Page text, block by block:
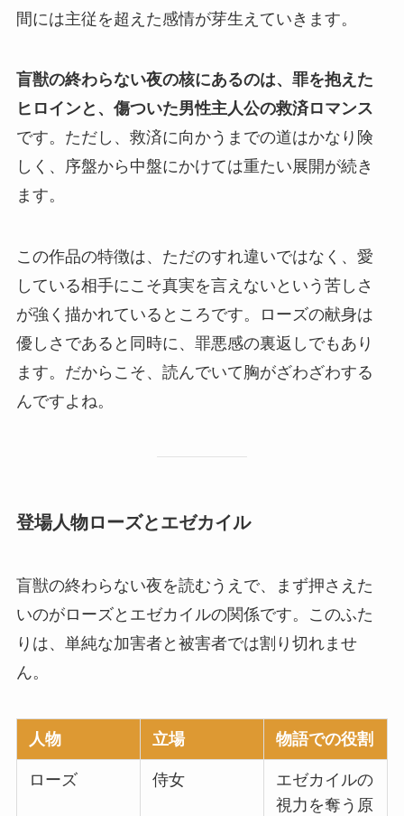
間には主従を超えた感情が芽生えていきます。
盲獣の終わらない夜の核にあるのは、罪を抱えた
ヒロインと、傷ついた男性主人公の救済ロマンス
です。ただし、救済に向かうまでの道はかなり険
しく、序盤から中盤にかけては重たい展開が続き
ます。
この作品の特徴は、ただのすれ違いではなく、愛
している相手にこそ真実を言えないという苦しさ
が強く描かれているところです。ローズの献身は
優しさであると同時に、罪悪感の裏返しでもあり
ます。だからこそ、読んでいて胸がざわざわする
んですよね。
登場人物ローズとエゼカイル
盲獣の終わらない夜を読むうえで、まず押さえた
いのがローズとエゼカイルの関係です。このふた
りは、単純な加害者と被害者では割り切れませ
ん。
人物 立場 物語での役割
ローズ 侍女
エゼカイルの
視力を奪う原